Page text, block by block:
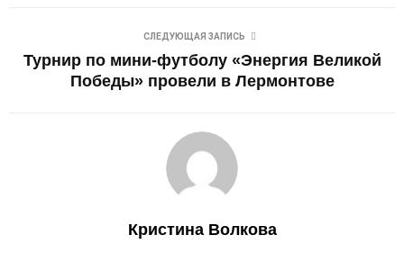
СЛЕДУЮЩАЯ ЗАПИСЬ
Турнир по мини-футболу «Энергия Великой
Победы» провели в Лермонтове
Кристина Волкова